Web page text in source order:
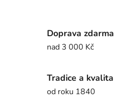
Doprava zdarma
nad 3 000 Kč
Tradice a kvalita
od roku 1840